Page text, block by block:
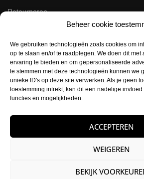
Beheer cookie
We gebruiken technologieën zoals cookies om
op te slaan en/of te raadplegen. We doen dit met
ervaring te bieden en om gepersonaliseerde
te stemmen met deze technologieën kunnen we
unieke ID's op deze site verwerken. Als je geen
toestemming intrekt, kan dit een nadelige
functies en mogelijkheden.
ACCEPTEREN
WEIGEREN
BEKIJK
Retourneren
Volg ons op de socials
Instagram
Facebook
Contactgegevens
info@hettattoohuys.nl